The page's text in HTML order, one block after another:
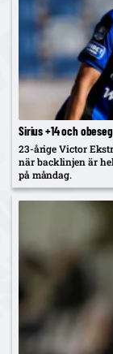
Sirius +14 och
23-årige Victor
när backlinjen är
på måndag.